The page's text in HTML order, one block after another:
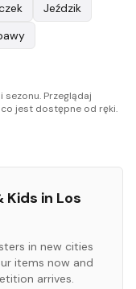
Jeździk
Przeglądaj
jest dostępne od ręki.
Kids in Los
in new cities
items now and
arrives.